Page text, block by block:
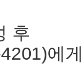
후
에